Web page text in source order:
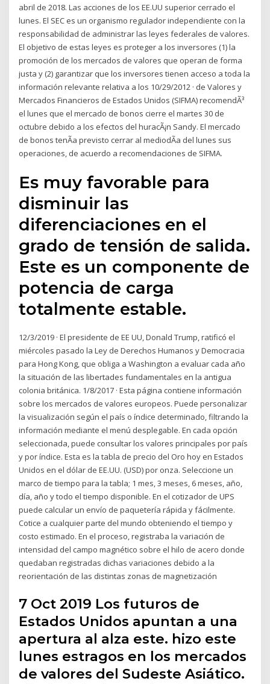
abril de 2018. Las acciones de los EE.UU superior cerrado el
lunes. El SEC es un organismo regulador independiente con la
responsabilidad de administrar las leyes federales de valores.
El objetivo de estas leyes es proteger a los inversores (1) la
promoción de los mercados de valores que operan de forma
justa y (2) garantizar que los inversores tienen acceso a toda la
información relevante relativa a los 10/29/2012 · de Valores y
Mercados Financieros de Estados Unidos (SIFMA) recomendÃ³
el lunes que el mercado de bonos cierre el martes 30 de
octubre debido a los efectos del huracÃ¡n Sandy. El mercado
de bonos tenÃ­a previsto cerrar al mediodÃ­a del lunes sus
operaciones, de acuerdo a recomendaciones de SIFMA.
Es muy favorable para
disminuir las
diferenciaciones en el
grado de tensión de salida.
Este es un componente de
potencia de carga
totalmente estable.
12/3/2019 · El presidente de EE UU, Donald Trump, ratificó el
miércoles pasado la Ley de Derechos Humanos y Democracia
para Hong Kong, que obliga a Washington a evaluar cada año
la situación de las libertades fundamentales en la antigua
colonia británica. 1/8/2017 · Esta página contiene información
sobre los mercados de valores europeos. Puede personalizar
la visualización según el país o índice determinado, filtrando la
información mediante el menú desplegable. En cada opción
seleccionada, puede consultar los valores principales por país
y por índice. Esta es la tabla de precio del Oro hoy en Estados
Unidos en el dólar de EE.UU. (USD) por onza. Seleccione un
marco de tiempo para la tabla; 1 mes, 3 meses, 6 meses, año,
día, año y todo el tiempo disponible. En el cotizador de UPS
puede calcular un envío de paquetería rápida y fácilmente.
Cotice a cualquier parte del mundo obteniendo el tiempo y
costo estimado. En el proceso, registraba la variación de
intensidad del campo magnético sobre el hilo de acero donde
quedaban registradas dichas variaciones debido a la
reorientación de las distintas zonas de magnetización
7 Oct 2019 Los futuros de
Estados Unidos apuntan a una
apertura al alza este. hizo este
lunes estragos en los mercados
de valores del Sudeste Asiático.